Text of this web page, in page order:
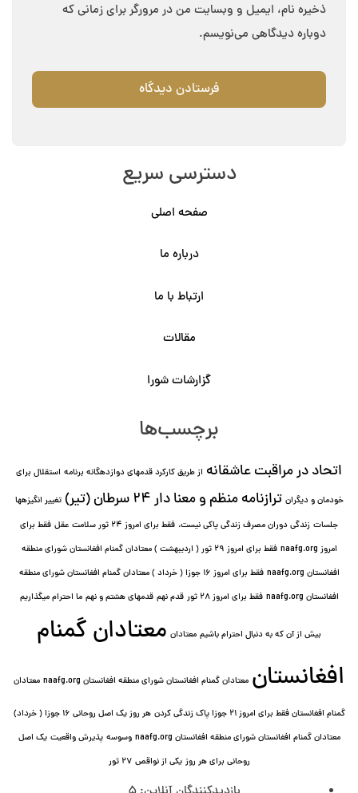
ذخیره نام، ایمیل و وبسایت من در مرورگر برای زمانی که
دوباره دیدگاهی می‌نویسم.
دسترسی سریع
صفحه اصلی
درباره ما
ارتباط با ما
مقالات
گزارشات شورا
برچسب‌ها
اتحاد در مراقبت عاشقانه از طریق کارکرد قدمهای دوازده⁯گانه برنامه استقلال برای
خودمان و دیگران ترازنامه منظم و معنا دار ٢۴ سرطان (تیر)
تغییر انگیزه⁯ها
جلسات زندگی دوران مصرف زندگی پاکی نیست. فقط برای امروز 24 ثور سلامت عقل
فقط برای
امروز naafg.org
فقط برای امروز ٢٩ ثور ( اردیبهشت ) معتادان گمنام افغانستان شورای منطقه
افغانستان naafg.org
فقط برای امروز ۱۶ جوزا ( خرداد ) معتادان گمنام افغانستان شورای منطقه
افغانستان naafg.org
فقط برای امروز ۲۸ ثور قدم نهم قدمهای هشتم و نهم ما احترام میگذاریم
بیش از آن که به دنبال احترام باشیم معتادان معتادان گمنام
افغانستان معتادان گمنام افغانستان شورای منطقه افغانستان naafg.org معتادان
گمنام افغانستان فقط برای امروز ۲۱ جوزا پاک زندگی کردن
هر روز یک اصل روحانی ۱۶ جوزا ( خرداد)
معتادان گمنام افغانستان شورای منطقه افغانستان naafg.org
وسوسه پذيرش واقعیت یک اصل
روحانی برای هر روز یکی از نواقص ۲۷ ثور